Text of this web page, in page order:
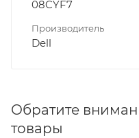
08CYF7
Производитель
Dell
Обратите
товары